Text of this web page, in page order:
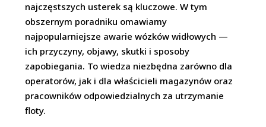
najczęstszych usterek są kluczowe. W tym
obszernym poradniku omawiamy
najpopularniejsze awarie wózków widłowych —
ich przyczyny, objawy, skutki i sposoby
zapobiegania. To wiedza niezbędna zarówno dla
operatorów, jak i dla właścicieli magazynów oraz
pracowników odpowiedzialnych za utrzymanie
floty.